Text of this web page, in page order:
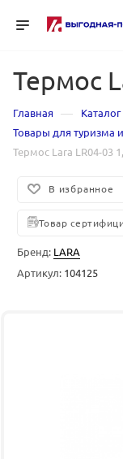
Термос
Главная — Каталог
Товары для туризма
Термос Lara LR04-03
В избранное
Товар
Бренд: LARA
Артикул: 104125